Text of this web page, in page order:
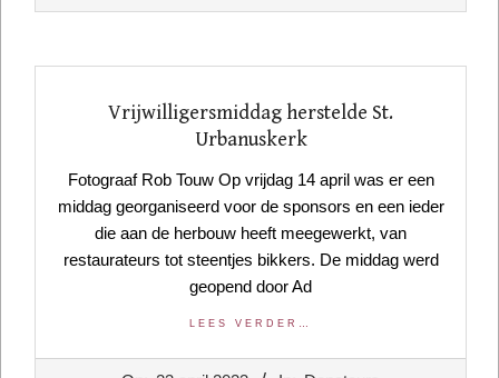
Vrijwilligersmiddag herstelde St.
Urbanuskerk
Fotograaf Rob Touw Op vrijdag 14 april was er een
middag georganiseerd voor de sponsors en een ieder
die aan de herbouw heeft meegewerkt, van
restaurateurs tot steentjes bikkers. De middag werd
geopend door Ad
LEES VERDER…